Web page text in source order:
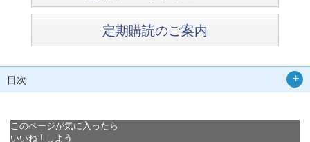
定期購読のご案内
目次
このページが気に入ったら
いいね ! しよう